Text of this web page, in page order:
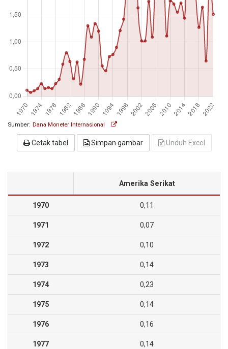
Sumber: Dana Moneter Internasional
Cetak tabel Simpan gambar Unduh Excel
Amerika Serikat
1970 0,11
1971 0,07
1972 0,10
1973 0,14
1974 0,23
1975 0,14
1976 0,16
1977 0,14